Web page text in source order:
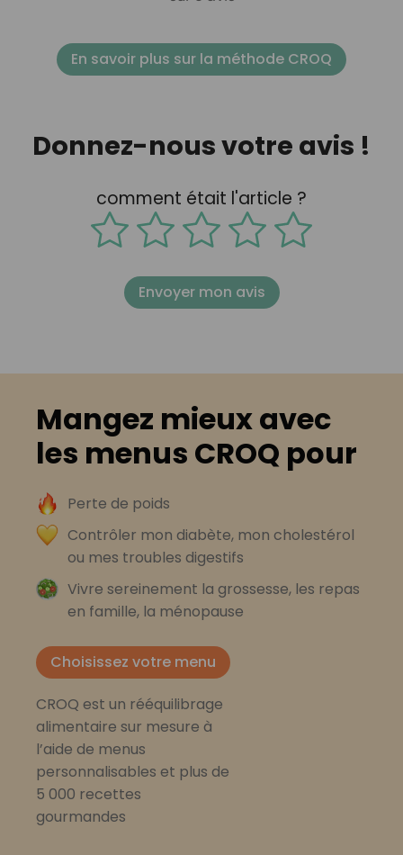
En savoir plus sur la méthode CROQ
Donnez-nous votre avis !
comment était l'article ?
Envoyer mon avis
Mangez mieux avec
les menus CROQ pour
Perte de poids
Contrôler mon diabète, mon cholestérol
ou mes troubles digestifs
Vivre sereinement la grossesse, les repas
en famille, la ménopause
Choisissez votre menu
CROQ est un rééquilibrage
alimentaire sur mesure à
l’aide de menus
personnalisables et plus de
5 000 recettes
gourmandes